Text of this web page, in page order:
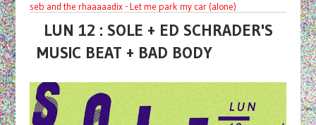
seb and the rhaaaaadix - Let me park my car (alone)
LUN 12 : SOLE + ED SCHRADER'S
MUSIC BEAT + BAD BODY